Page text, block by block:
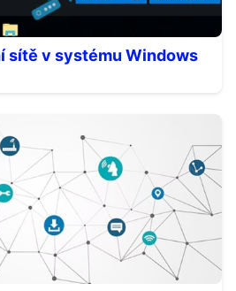
sítě v systému Windows